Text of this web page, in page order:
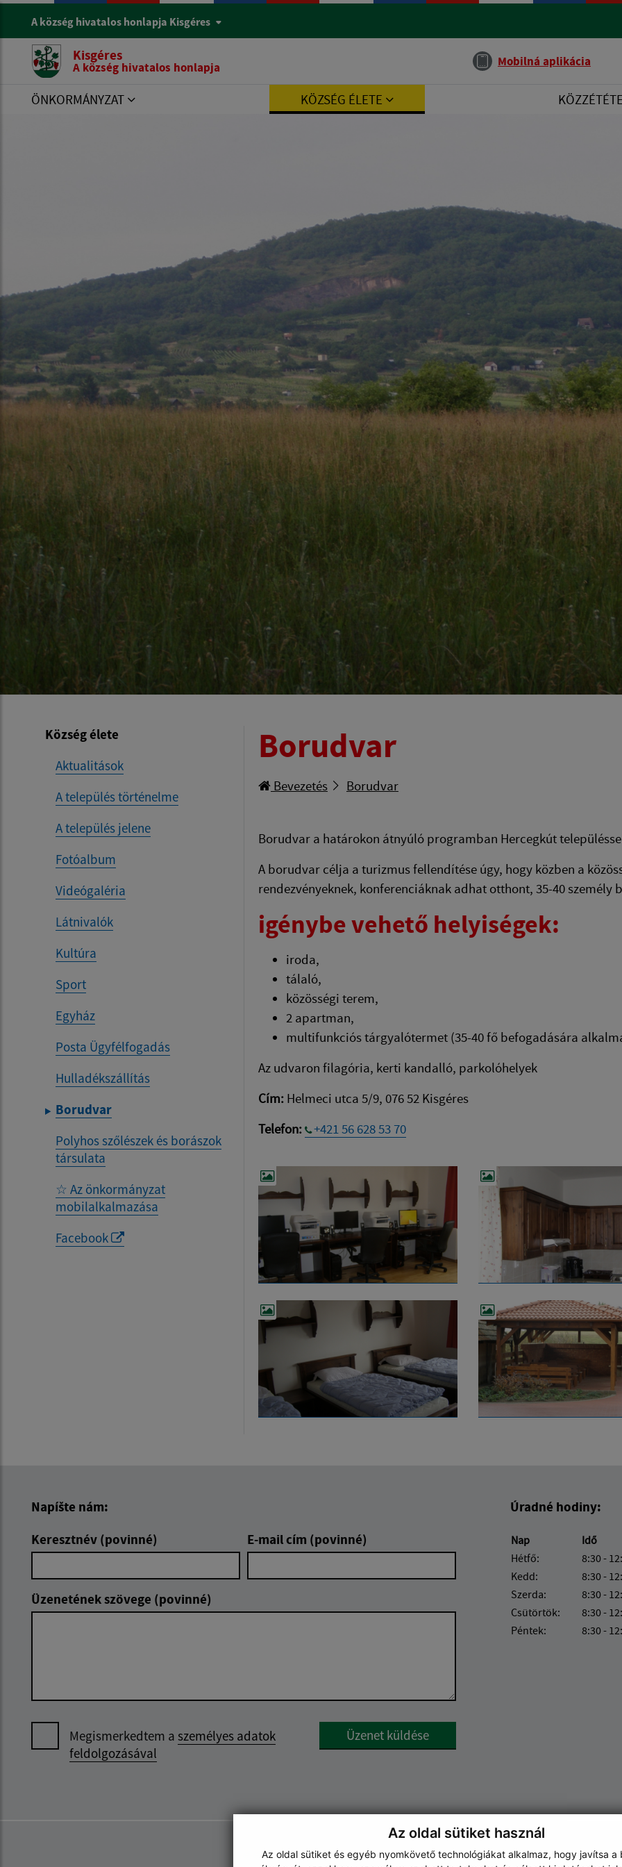
Az oldal sütiket használ
Az oldal sütiket és egyéb nyomkövető technológiákat alkalmaz, hogy javítsa a
A község hivatalos honlapja Kisgéres
Kisgéres
A község hivatalos honlapja Mobilná aplikácia
ÖNKORMÁNYZAT KÖZSÉG ÉLETE
Község élete
Aktualitások
A település történelme
A település jelene
Fotóalbum
Videógaléria
Látnivalók
Kultúra
Sport
Egyház
Posta Ügyfélfogadás
Hulladékszállítás
Borudvar
Polyhos szőlészek és borászok
társulata
☆ Az önkormányzat
mobilalkalmazása
Facebook
Borudvar
Bevezetés Borudvar
Borudvar a határokon átnyúló programban Hercegkút
A borudvar célja a turizmus fellendítése úgy, hogy közben a
rendezvényeknek, konferenciáknak adhat otthont, 35-40 személy
igénybe vehető helyiségek:
iroda,
tálaló,
közösségi terem,
2 apartman,
multifunkciós tárgyalótermet (35-40 fő befogadására
Az udvaron filagória, kerti kandalló, parkolóhelyek
Cím: Helmeci utca 5/9, 076 52 Kisgéres
Telefon:
+421 56 628 53 70
Napíšte nám:
Keresztnév (povinné)
E-mail cím (povinné)
Üzenetének szövege (povinné)
Megismerkedtem a személyes adatok
feldolgozásával
Üzenet küldése
Úradné hodiny:
Nap
Idő
Hétfő:
8:30 -
Kedd:
8:30 -
Szerda:
8:30 -
Csütörtök:
8:30 -
Péntek:
8:30 -